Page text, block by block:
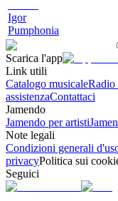
Igor
Pumphonia
Scarica l'app
Link utili
Catalogo musicaleRadio
assistenzaContattaci
Jamendo
Jamendo per artisti
Note legali
Condizioni generali
privacyPolitica sui
Seguici